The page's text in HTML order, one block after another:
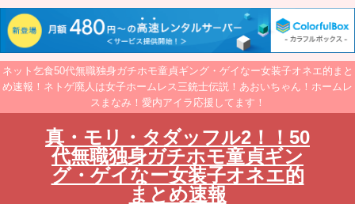
ネット乞食50代無職独身ガチホモ童貞ギング・ゲイなー女装子オネエ的まと
め速報！ネトゲ廃人は女子ホームレス三銃士伝説！あおいちゃん！ホームレ
スまなみ！愛内アイラ応援してます！
真・モリ・タダッフル2！！50
代無職独身ガチホモ童貞ギン
グ・ゲイなー女装子オネエ的
まとめ速報